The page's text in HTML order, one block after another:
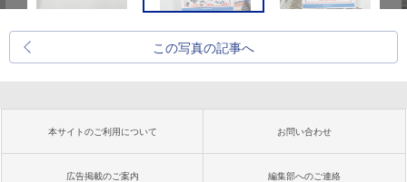
この写真の記事へ
本サイトのご利用について お問い合わせ
広告掲載のご案内 編集部へのご連絡